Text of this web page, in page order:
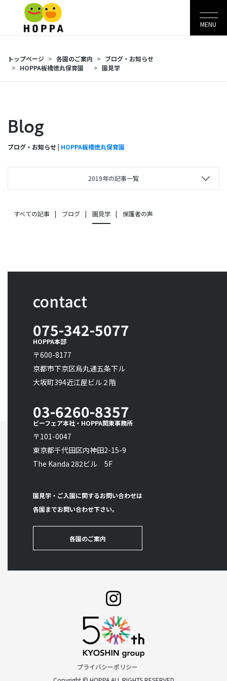
MENU
トップページ 各園のご案内
ブログ・お知らせ
HOPPA板橋徳丸保育園
園見学
Blog
ブログ・お知らせ | HOPPA板橋徳丸保育園
2019年の記事一覧
すべての記事 ブログ 園見学 保護者の声
contact
075-342-5077
HOPPA本部
〒600-8177
京都市下京区烏丸通五条下ル
大坂町394近江屋ビル２階
03-6260-8357
ビーフェア本社・HOPPA関東事務所
〒101-0047
東京都千代田区内神田2-15-9
The Kanda 282ビル 5F
園見学・ご入園に関するお問い合わせは
各園までお問い合わせ下さい。
各園のご案内
プライバシーポリシー